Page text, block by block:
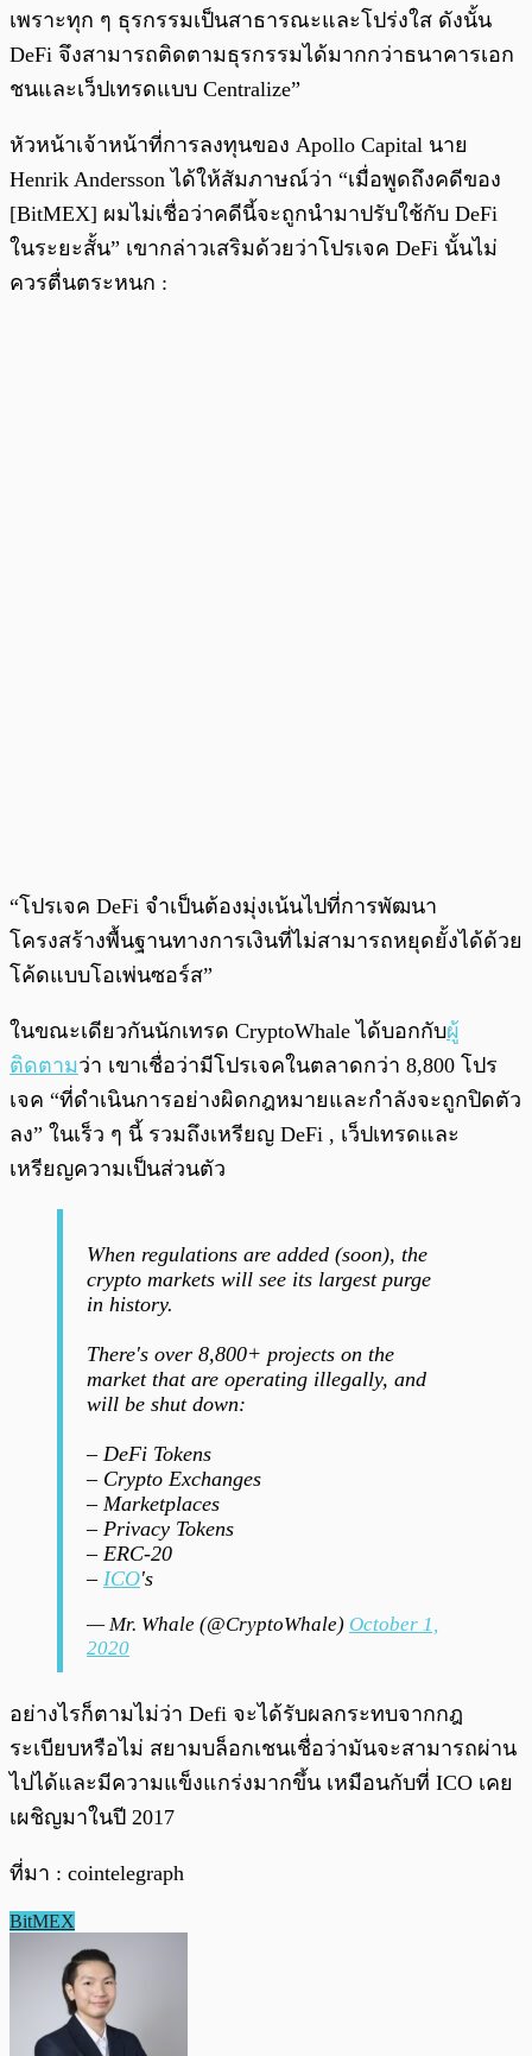
เพราะทุก ๆ ธุรกรรมเป็นสาธารณะและโปร่งใส ดังนั้น
DeFi จึงสามารถติดตามธุรกรรมได้มากกว่าธนาคารเอก
ชนและเว็ปเทรดแบบ Centralize”
หัวหน้าเจ้าหน้าที่การลงทุนของ Apollo Capital นาย
Henrik Andersson ได้ให้สัมภาษณ์ว่า “เมื่อพูดถึงคดีของ
[BitMEX] ผมไม่เชื่อว่าคดีนี้จะถูกนำมาปรับใช้กับ DeFi
ในระยะสั้น” เขากล่าวเสริมด้วยว่าโปรเจค DeFi นั้นไม่
ควรตื่นตระหนก :
“โปรเจค DeFi จำเป็นต้องมุ่งเน้นไปที่การพัฒนา
โครงสร้างพื้นฐานทางการเงินที่ไม่สามารถหยุดยั้งได้ด้วย
โค้ดแบบโอเพ่นซอร์ส”
ในขณะเดียวกันนักเทรด CryptoWhale ได้บอกกับผู้
ติดตามว่า เขาเชื่อว่ามีโปรเจคในตลาดกว่า 8,800 โปร
เจค “ที่ดำเนินการอย่างผิดกฎหมายและกำลังจะถูกปิดตัว
ลง” ในเร็ว ๆ นี้ รวมถึงเหรียญ DeFi , เว็ปเทรดและ
เหรียญความเป็นส่วนตัว
When regulations are added (soon), the
crypto markets will see its largest purge
in history.
There's over 8,800+ projects on the
market that are operating illegally, and
will be shut down:
– DeFi Tokens
– Crypto Exchanges
– Marketplaces
– Privacy Tokens
– ERC-20
– ICO's
— Mr. Whale (@CryptoWhale) October 1,
2020
อย่างไรก็ตามไม่ว่า Defi จะได้รับผลกระทบจากกฎ
ระเบียบหรือไม่ สยามบล็อกเชนเชื่อว่ามันจะสามารถผ่าน
ไปได้และมีความแข็งแกร่งมากขึ้น เหมือนกับที่ ICO เคย
เผชิญมาในปี 2017
ที่มา : cointelegraph
BitMEX